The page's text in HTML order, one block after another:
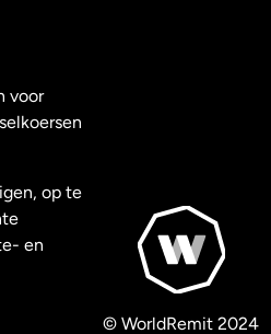
voor
op te
en
© WorldRemit 2024